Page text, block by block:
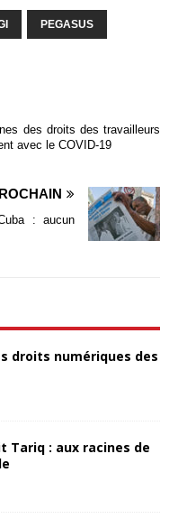
PEGASUS
des droits des travailleurs
avec le COVID-19
: aucun
droits numériques des
Tariq : aux racines de